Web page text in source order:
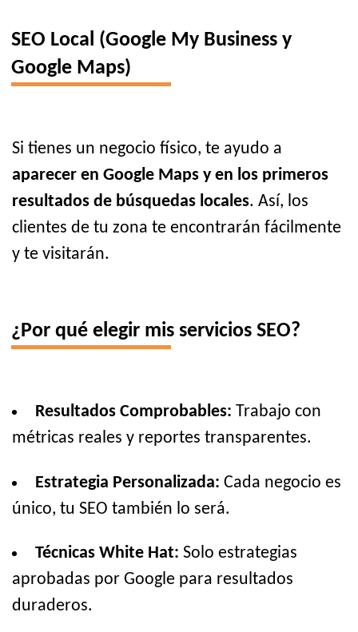
SEO Local (Google My Business y
Google Maps)
Si tienes un negocio físico, te ayudo a
aparecer en Google Maps y en los primeros
resultados de búsquedas locales. Así, los
clientes de tu zona te encontrarán fácilmente
y te visitarán.
¿Por qué elegir mis servicios SEO?
Resultados Comprobables: Trabajo con
métricas reales y reportes transparentes.
Estrategia Personalizada: Cada negocio es
único, tu SEO también lo será.
Técnicas White Hat: Solo estrategias
aprobadas por Google para resultados
duraderos.